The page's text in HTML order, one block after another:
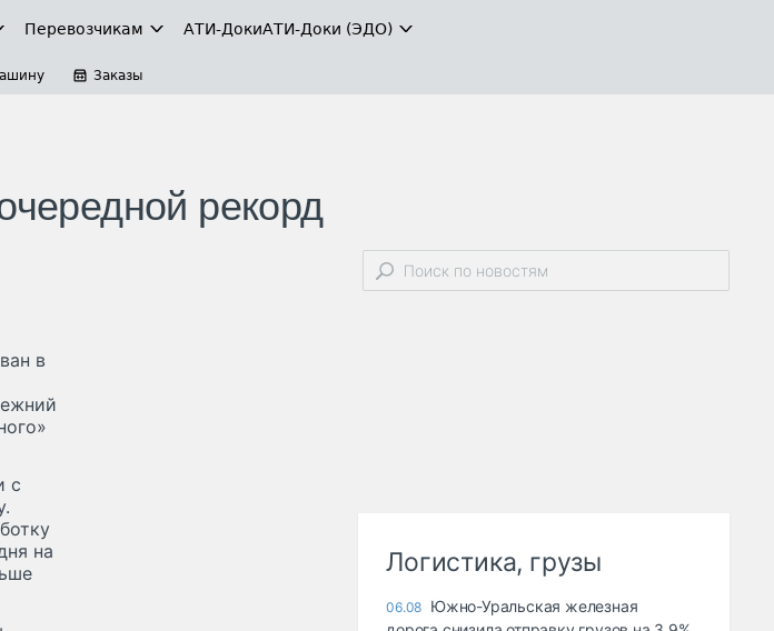
Перевозчикам АТИ-ДокиАТИ-Доки (ЭДО)
Заказы
рекорд
в
с
на
Логистика, грузы
06.08 Южно-Уральская железная